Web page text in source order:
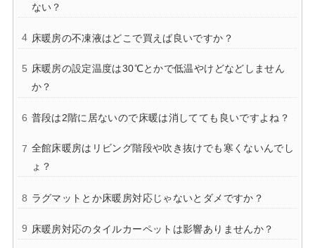
ない？
床暖房の不凍液はどこで買えば良いですか？
床暖房の設定温度は30℃とかで低温やけどなどしません
か？
普段は2階に居ないので床暖は消してても良いですよね？
全館床暖房はリビング階段や吹き抜けでも寒くないんでし
ょ？
ラグマットとか床暖房対応じゃないとダメですか？
床暖房対応のタイルカーペットは影響ありませんか？